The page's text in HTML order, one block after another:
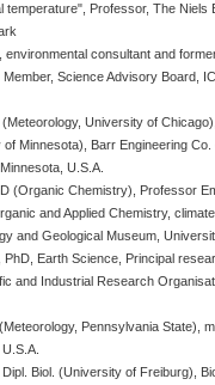
temperature", Professor, The Niels
environmental consultant and
Science Advisory Board,
University of
of Minnesota), Barr Engineering
U.S.A.
(Organic Chemistry), Professor
and Applied Chemistry,
and Geological Museum,
PhD, Earth Science, Principal
and Industrial Research
Pennsylvania State),
Biol. (University of Freiburg),